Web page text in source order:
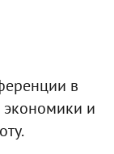
в
экономики и